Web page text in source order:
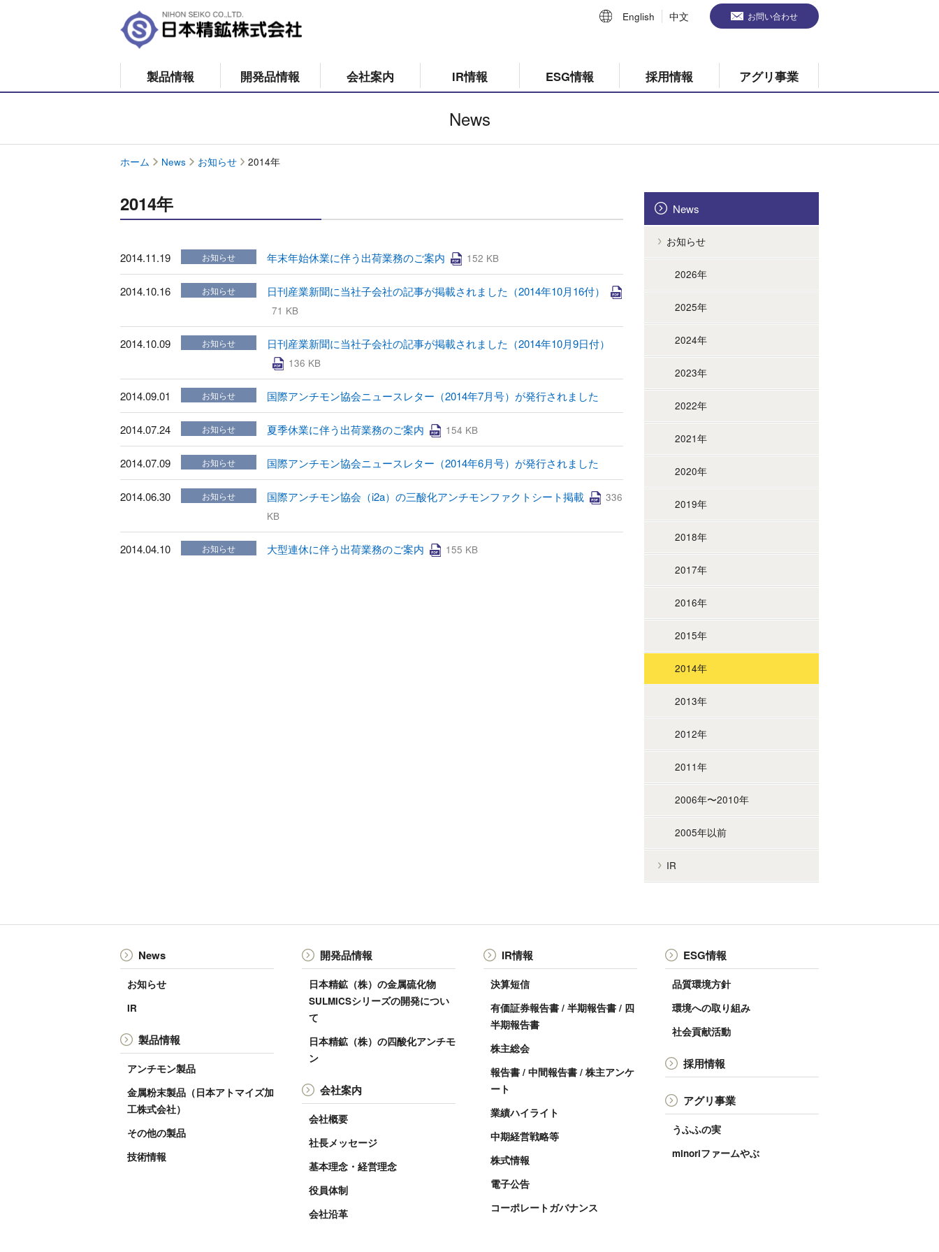
製品情報 開発品情報 会社案内 IR情報 ESG情報 採用情報 アグリ事業
English 中文 お問い合わせ
News
ホーム News お知らせ 2014年
2014年
2014.11.19 お知らせ 年末年始休業に伴う出荷業務のご案内 152 KB
2014.10.16 お知らせ 日刊産業新聞に当社子会社の記事が掲載されました（2014年10月16付）
71 KB
2014.10.09 お知らせ 日刊産業新聞に当社子会社の記事が掲載されました（2014年10月9日付）
136 KB
2014.09.01 お知らせ 国際アンチモン協会ニュースレター（2014年7月号）が発行されました
2014.07.24 お知らせ 夏季休業に伴う出荷業務のご案内 154 KB
2014.07.09 お知らせ 国際アンチモン協会ニュースレター（2014年6月号）が発行されました
2014.06.30 お知らせ 国際アンチモン協会（i2a）の三酸化アンチモンファクトシート掲載
336
KB
2014.04.10 お知らせ 大型連休に伴う出荷業務のご案内 155 KB
News
お知らせ
2026年
2025年
2024年
2023年
2022年
2021年
2020年
2019年
2018年
2017年
2016年
2015年
2014年
2013年
2012年
2011年
2006年〜2010年
2005年以前
IR
News
お知らせ
IR
製品情報
アンチモン製品
金属粉末製品（日本アトマイズ加
工株式会社）
その他の製品
技術情報
開発品情報
日本精鉱（株）の金属硫化物
SULMICSシリーズの開発につい
て
日本精鉱（株）の四酸化アンチモ
ン
会社案内
会社概要
社長メッセージ
基本理念・経営理念
役員体制
会社沿革
IR情報
決算短信
有価証券報告書 / 半期報告書 / 四
半期報告書
株主総会
報告書 / 中間報告書 / 株主アンケ
ート
業績ハイライト
中期経営戦略等
株式情報
電子公告
コーポレートガバナンス
ESG情報
品質環境方針
環境への取り組み
社会貢献活動
採用情報
アグリ事業
うふふの実
minoriファームやぶ